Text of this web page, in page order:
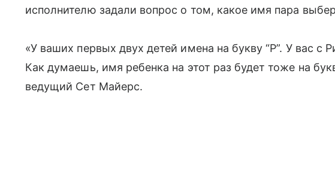
исполнителю задали вопрос о том, какое имя пара
«У ваших первых двух детей имена на букву “Р”. У вас с
Как думаешь, имя ребенка на этот раз будет тоже на
ведущий Сет Майерс.